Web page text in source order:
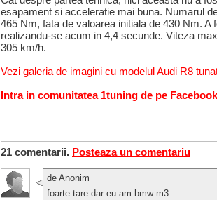
esapament si acceleratie mai buna. Numarul
465 Nm, fata de valoarea initiala de 430 Nm.
realizandu-se acum in 4,4 secunde. Viteza
305 km/h.
Vezi galeria de imagini cu modelul Audi R8
Intra in comunitatea 1tuning de pe Facebook
21 comentarii. Posteaza un comentariu
de Anonim
foarte tare dar eu am bmw m3